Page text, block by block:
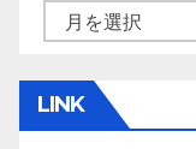
LINK